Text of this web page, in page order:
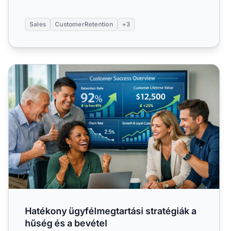
Sales CustomerRetention +3
Hatékony ügyfélmegtartási stratégiák a hűség és a
Hatékony ügyfélmegtartási stratégiák a
hűség és a bevétel